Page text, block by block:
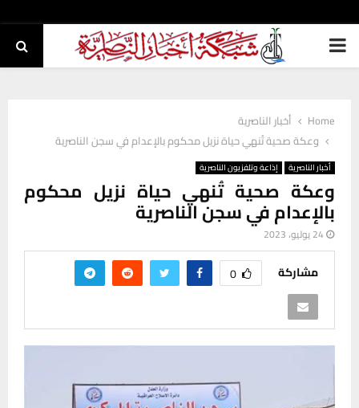
PRIMARY
Home
أخبار الناصرية
وعكة صحية تُنهي حياة نزيل محكوم بالإعدام في سجن الناصرية
أخبار الناصرية إذاعة وتلفزيون الناصرية
وعكة صحية تُنهي حياة نزيل محكوم
بالإعدام في سجن الناصرية
24 يوليو، 2023
مشاركة 0